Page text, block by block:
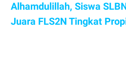
Alhamdulillah, Siswa
Juara FLS2N Tingkat